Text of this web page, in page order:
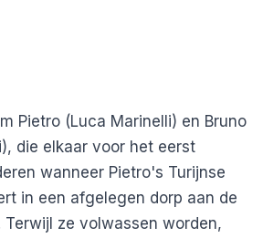
Pietro (Luca Marinelli) en Bruno
die elkaar voor het eerst
wanneer Pietro's Turijnse
in een afgelegen dorp aan de
ze volwassen worden,